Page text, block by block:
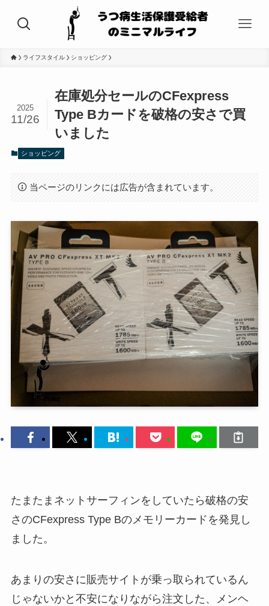
ライフスタイル ショッピング
在庫処分セールのCFexpress
Type Bカードを破格の安さで買
いました
2025
11/26
ショッピング
当ページのリンクには広告が含まれています。
たまたまネットサーフィンをしていたら破格の安
さのCFexpress Type Bのメモリーカードを発見し
ました。
あまりの安さに販売サイトが乗っ取られているん
じゃないかと不安になりながら注文した、メンヘ